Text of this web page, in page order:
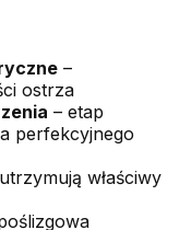
–
ostrza
– etap
perfekcyjnego
właściwy